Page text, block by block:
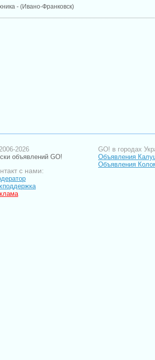
- (Ивано-Франковск)
2026
объявлений GO!
с нами:
GO! в городах
Объявления
Объявления